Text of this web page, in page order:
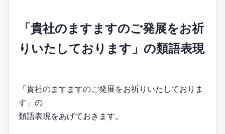
「貴社のますますのご発展をお祈
りいたしております」の類語表現
「貴社のますますのご発展をお祈りいたしておりま
す」の
類語表現をあげておきます。